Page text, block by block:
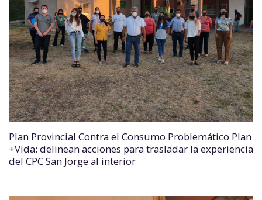
Plan Provincial Contra el Consumo Problemático Plan
+Vida: delinean acciones para trasladar la experiencia
del CPC San Jorge al interior